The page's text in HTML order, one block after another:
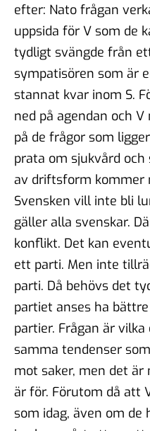
efter: Nato frågan
uppsida för V som de
tydligt svängde från
sympatisören som är
stannat kvar inom S.
ned på agendan och
på de frågor som
prata om sjukvård
av driftsform kommer
Svensken vill inte bli
gäller alla svenskar.
konflikt. Det kan
ett parti. Men inte
parti. Då behövs det
partiet anses ha
partier. Frågan är
samma tendenser
mot saker, men det
är för. Förutom då att
som idag, även om